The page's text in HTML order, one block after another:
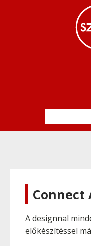
Connect
A designnal
előkészítéssel